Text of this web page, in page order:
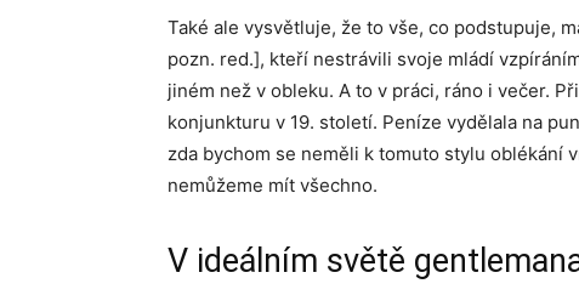
Také ale vysvětluje, že to vše, co podstupuje,
pozn. red.], kteří nestrávili svoje mládí
jiném než v obleku. A to v práci, ráno i večer.
konjunkturu v 19. století. Peníze vydělala na
zda bychom se neměli k tomuto stylu oblékání
nemůžeme mít všechno.
V ideálním světě